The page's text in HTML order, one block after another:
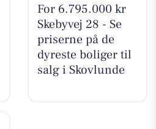
For 6.795.000 kr
Skebyvej 28 - Se
priserne på de
dyreste boliger til
salg i Skovlunde